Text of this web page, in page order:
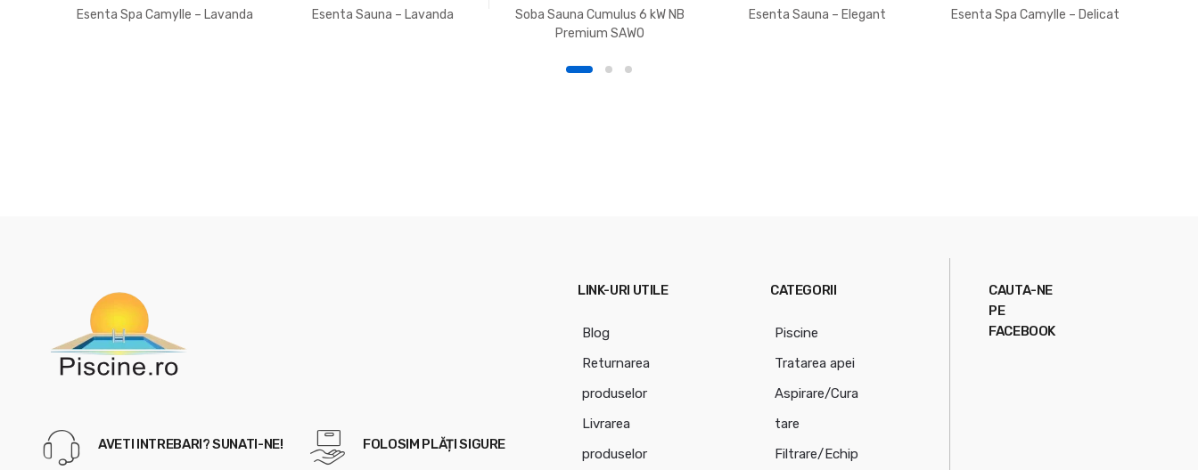
Esenta Spa Camylle – Lavanda Esenta Sauna – Lavanda
Soba Sauna Cumulus 6 kW NB
Premium SAWO
Esenta Sauna – Elegant Esenta Spa Camylle – Delicat
AVETI INTREBARI? SUNATI-NE! FOLOSIM PLĂȚI SIGURE
LINK-URI UTILE
Blog
Returnarea
produselor
Livrarea
produselor
CATEGORII
Piscine
Tratarea apei
Aspirare/Cura
tare
Filtrare/Echip
CAUTA-NE
PE
FACEBOOK